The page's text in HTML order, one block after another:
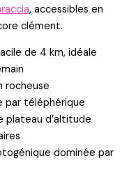
, accessibles en
clément.
de 4 km, idéale
rocheuse
par téléphérique
plateau d’altitude
dominée par